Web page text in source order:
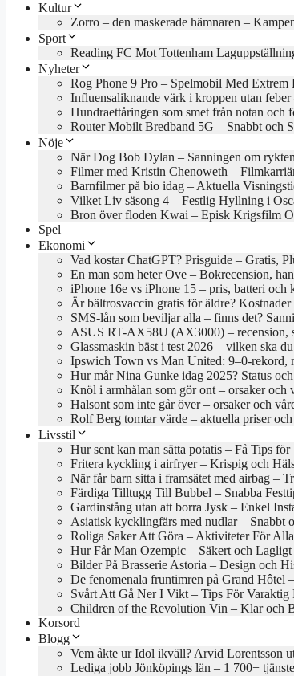
Kultur
Zorro – den maskerade hämnaren –
Sport
Reading FC Mot Tottenham
Nyheter
Rog Phone 9 Pro – Spelmobil Med Extrem
Influensaliknande värk i kroppen utan
Hundraettåringen som smet från notan och
Router Mobilt Bredband 5G – Snabbt och
Nöje
När Dog Bob Dylan – Sanningen om
Filmer med Kristin Chenoweth –
Barnfilmer på bio idag – Aktuella
Vilket Liv säsong 4 – Festlig Hyllning i
Bron över floden Kwai – Episk Krigsfilm
Spel
Ekonomi
Vad kostar ChatGPT? Prisguide – Gratis,
En man som heter Ove – Bokrecension,
iPhone 16e vs iPhone 15 – pris, batteri och
Är bältrosvaccin gratis för äldre?
SMS-lån som beviljar alla – finns det?
ASUS RT-AX58U (AX3000) – recension,
Glassmaskin bäst i test 2026 – vilken ska
Ipswich Town vs Man United: 9–0-rekord,
Hur mår Nina Gunke idag 2025? Status
Knöl i armhålan som gör ont – orsaker och
Halsont som inte går över – orsaker och
Rolf Berg tomtar värde – aktuella priser och
Livsstil
Hur sent kan man sätta potatis – Få Tips för
Fritera kyckling i airfryer – Krispig och
När får barn sitta i framsätet med airbag –
Färdiga Tilltugg Till Bubbel – Snabba
Gardinstång utan att borra Jysk – Enkel
Asiatisk kycklingfärs med nudlar – Snabbt
Roliga Saker Att Göra – Aktiviteter För Alla
Hur Får Man Ozempic – Säkert och
Bilder På Brasserie Astoria – Design och
De fenomenala fruntimren på Grand Hôtel
Svårt Att Gå Ner I Vikt – Tips För Varaktig
Children of the Revolution Vin – Klar och
Korsord
Blogg
Vem åkte ur Idol ikväll? Arvid Lorentsson
Lediga jobb Jönköpings län – 1 700+